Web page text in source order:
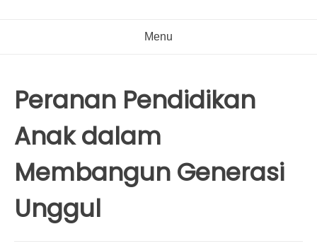
Menu
Peranan Pendidikan
Anak dalam
Membangun Generasi
Unggul